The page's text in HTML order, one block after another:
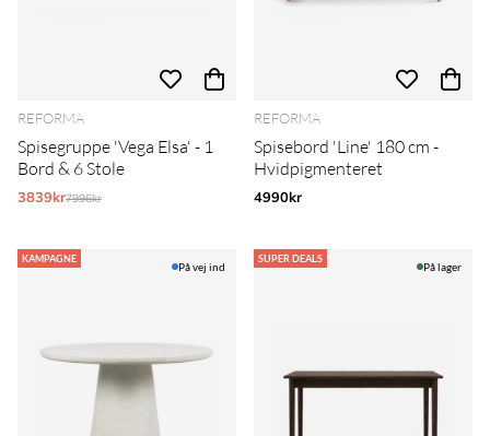
REFORMA
Spisegruppe 'Vega Elsa' - 1
Bord & 6 Stole
3839krNormalpris:
7996kr
REFORMA
Spisebord 'Line' 180 cm -
Hvidpigmenteret
4990kr
KAMPAGNE
På vej ind
SUPER DEALS
På lager